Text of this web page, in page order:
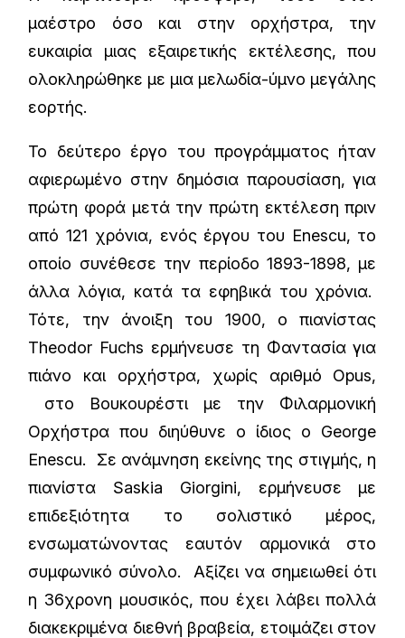
μαέστρο όσο και στην ορχήστρα, την
ευκαιρία μιας εξαιρετικής εκτέλεσης, που
ολοκληρώθηκε με μια μελωδία-ύμνο μεγάλης
εορτής.
Το δεύτερο έργο του προγράμματος ήταν
αφιερωμένο στην δημόσια παρουσίαση, για
πρώτη φορά μετά την πρώτη εκτέλεση πριν
από 121 χρόνια, ενός έργου του Enescu, το
οποίο συνέθεσε την περίοδο 1893-1898, με
άλλα λόγια, κατά τα εφηβικά του χρόνια.
Τότε, την άνοιξη του 1900, ο πιανίστας
Theodor Fuchs ερμήνευσε τη Φαντασία για
πιάνο και ορχήστρα, χωρίς αριθμό Opus,
στο Βουκουρέστι με την Φιλαρμονική
Ορχήστρα που διηύθυνε ο ίδιος ο George
Enescu. Σε ανάμνηση εκείνης της στιγμής, η
πιανίστα Saskia Giorgini, ερμήνευσε με
επιδεξιότητα το σολιστικό μέρος,
ενσωματώνοντας εαυτόν αρμονικά στο
συμφωνικό σύνολο. Αξίζει να σημειωθεί ότι
η 36χρονη μουσικός, που έχει λάβει πολλά
διακεκριμένα διεθνή βραβεία, ετοιμάζει στον